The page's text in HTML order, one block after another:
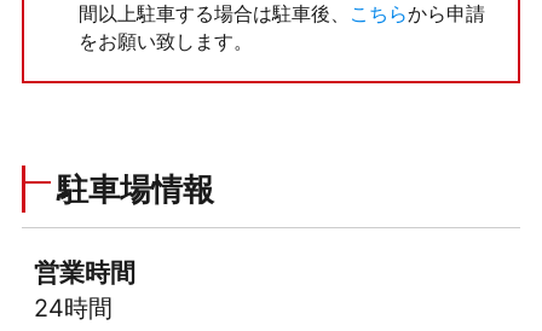
間以上駐車する場合は駐車後、
こちらから申請
をお願い致します。
駐車場情報
営業時間
24時間